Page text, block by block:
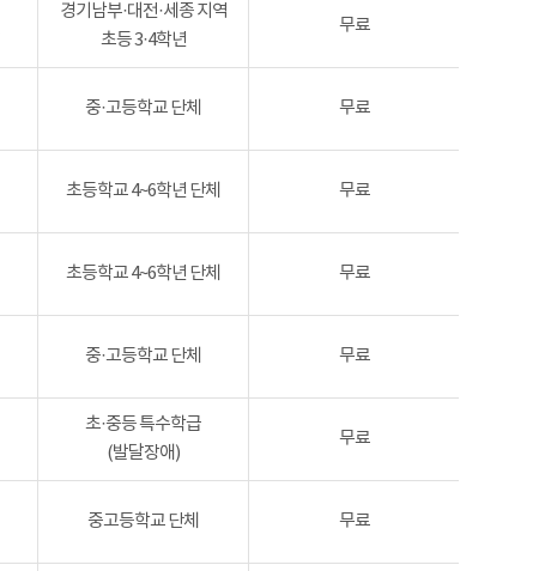
경기남부·대전·세종 지역
초등 3·4학년
무료
중·고등학교 단체 무료
초등학교 4~6학년 단체 무료
초등학교 4~6학년 단체 무료
중·고등학교 단체 무료
초·중등 특수학급
(발달장애)
무료
중고등학교 단체 무료